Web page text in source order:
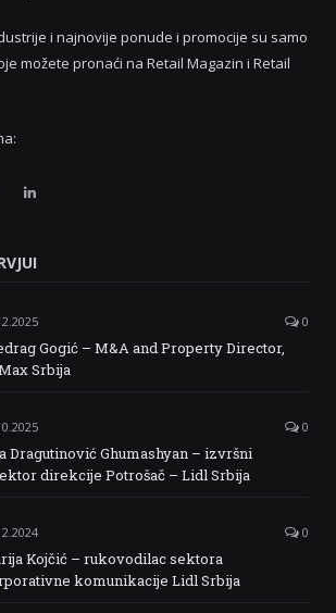
i najnovije ponude i promocije su samo
možete pronaći na Retail Magazin i Retail
Retail
Linkedin
0
Gogić – M&A and Property Director,
Srbija
0
Dragutinović Ghumashyan – izvršni
direkcije Potrošač – Lidl Srbija
0
Kojčić – rukovodilac sektora
komunikacije Lidl Srbija